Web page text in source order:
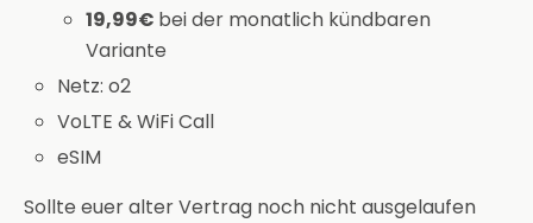
19,99€ bei der monatlich kündbaren
Variante
Netz: o2
VoLTE & WiFi Call
eSIM
Sollte euer alter Vertrag noch nicht ausgelaufen